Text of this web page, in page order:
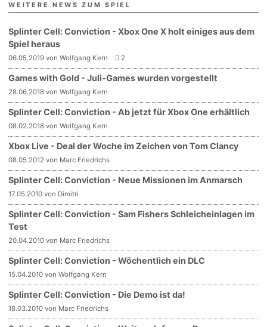
WEITERE NEWS ZUM SPIEL
Splinter Cell: Conviction - Xbox One X holt einiges aus dem
Spiel heraus
06.05.2019 von Wolfgang Kern 2
Games with Gold - Juli-Games wurden vorgestellt
28.06.2018 von Wolfgang Kern
Splinter Cell: Conviction - Ab jetzt für Xbox One erhältlich
08.02.2018 von Wolfgang Kern
Xbox Live - Deal der Woche im Zeichen von Tom Clancy
08.05.2012 von Marc Friedrichs
Splinter Cell: Conviction - Neue Missionen im Anmarsch
17.05.2010 von Dimitri
Splinter Cell: Conviction - Sam Fishers Schleicheinlagen im
Test
20.04.2010 von Marc Friedrichs
Splinter Cell: Conviction - Wöchentlich ein DLC
15.04.2010 von Wolfgang Kern
Splinter Cell: Conviction - Die Demo ist da!
18.03.2010 von Marc Friedrichs